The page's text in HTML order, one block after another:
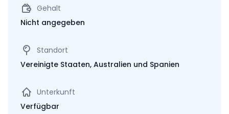
Gehalt
Nicht angegeben
Standort
Vereinigte Staaten, Australien und Spanien
Unterkunft
Verfügbar